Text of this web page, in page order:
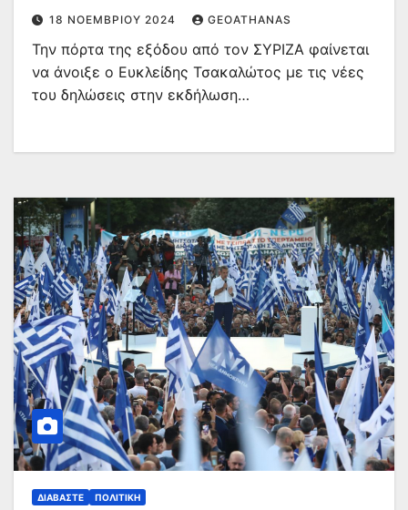
18 ΝΟΕΜΒΡΊΟΥ 2024 GEOATHANAS
Την πόρτα της εξόδου από τον ΣΥΡΙΖΑ φαίνεται
να άνοιξε ο Ευκλείδης Τσακαλώτος με τις νέες
του δηλώσεις στην εκδήλωση…
ΔΙΑΒΆΣΤΕ ΠΟΛΙΤΙΚΉ